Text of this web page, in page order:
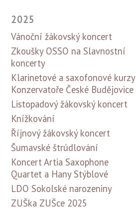
2025
Vánoční žákovský koncert
Zkoušky OSSO na Slavnostní
koncerty
Klarinetové a saxofonové kurzy
Konzervatoře České Budějovice
Listopadový žákovský koncert
Knížkování
Říjnový žákovský koncert
Šumavské štrúdlování
Koncert Artia Saxophone
Quartet a Hany Stýblové
LDO Sokolské narozeniny
ZUŠka ZUŠce 2025